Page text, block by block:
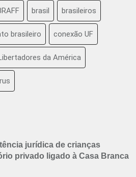
brasil brasileiros
brasileiro conexão UF
da América
jurídica de crianças
privado ligado à Casa Branca